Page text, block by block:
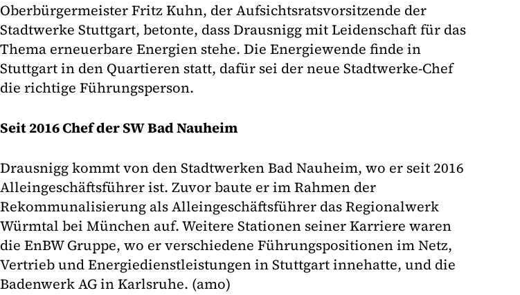
Oberbürgermeister Fritz Kuhn, der Aufsichtsratsvorsitzende der
Stadtwerke Stuttgart, betonte, dass Drausnigg mit Leidenschaft für das
Thema erneuerbare Energien stehe. Die Energiewende finde in
Stuttgart in den Quartieren statt, dafür sei der neue Stadtwerke-Chef
die richtige Führungsperson.
Seit 2016 Chef der SW Bad Nauheim
Drausnigg kommt von den Stadtwerken Bad Nauheim, wo er seit 2016
Alleingeschäftsführer ist. Zuvor baute er im Rahmen der
Rekommunalisierung als Alleingeschäftsführer das Regionalwerk
Würmtal bei München auf. Weitere Stationen seiner Karriere waren
die EnBW Gruppe, wo er verschiedene Führungspositionen im Netz,
Vertrieb und Energiedienstleistungen in Stuttgart innehatte, und die
Badenwerk AG in Karlsruhe. (amo)